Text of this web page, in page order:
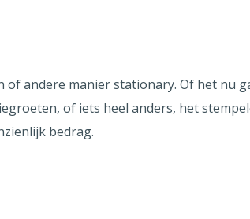
of andere manier stationary. Of het nu
of iets heel anders, het
bedrag.